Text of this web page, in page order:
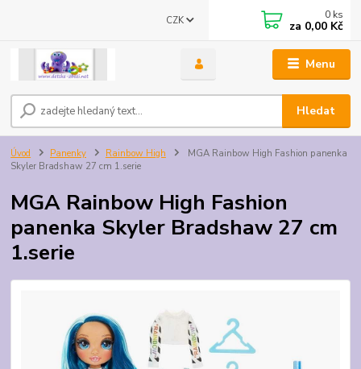
Menu
CZK
Hledat
0 ks
za 0,00 Kč
Úvod Panenky Rainbow High
MGA Rainbow High Fashion panenka
Skyler Bradshaw 27 cm 1.serie
MGA Rainbow High Fashion
panenka Skyler Bradshaw 27 cm
1.serie